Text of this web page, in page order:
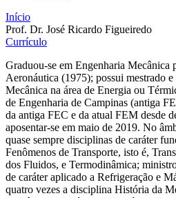
Início
Prof. Dr. José Ricardo Figueiredo
Currículo
Graduou-se em Engenharia
Aeronáutica (1975); possui mestrado
Mecânica na área de Energia ou
de Engenharia de Campinas (antiga
da antiga FEC e da atual FEM desde
aposentar-se em maio de 2019. No
quase sempre disciplinas de caráter
Fenômenos de Transporte, isto é,
dos Fluidos, e Termodinâmica;
de caráter aplicado a Refrigeração e
quatro vezes a disciplina História da